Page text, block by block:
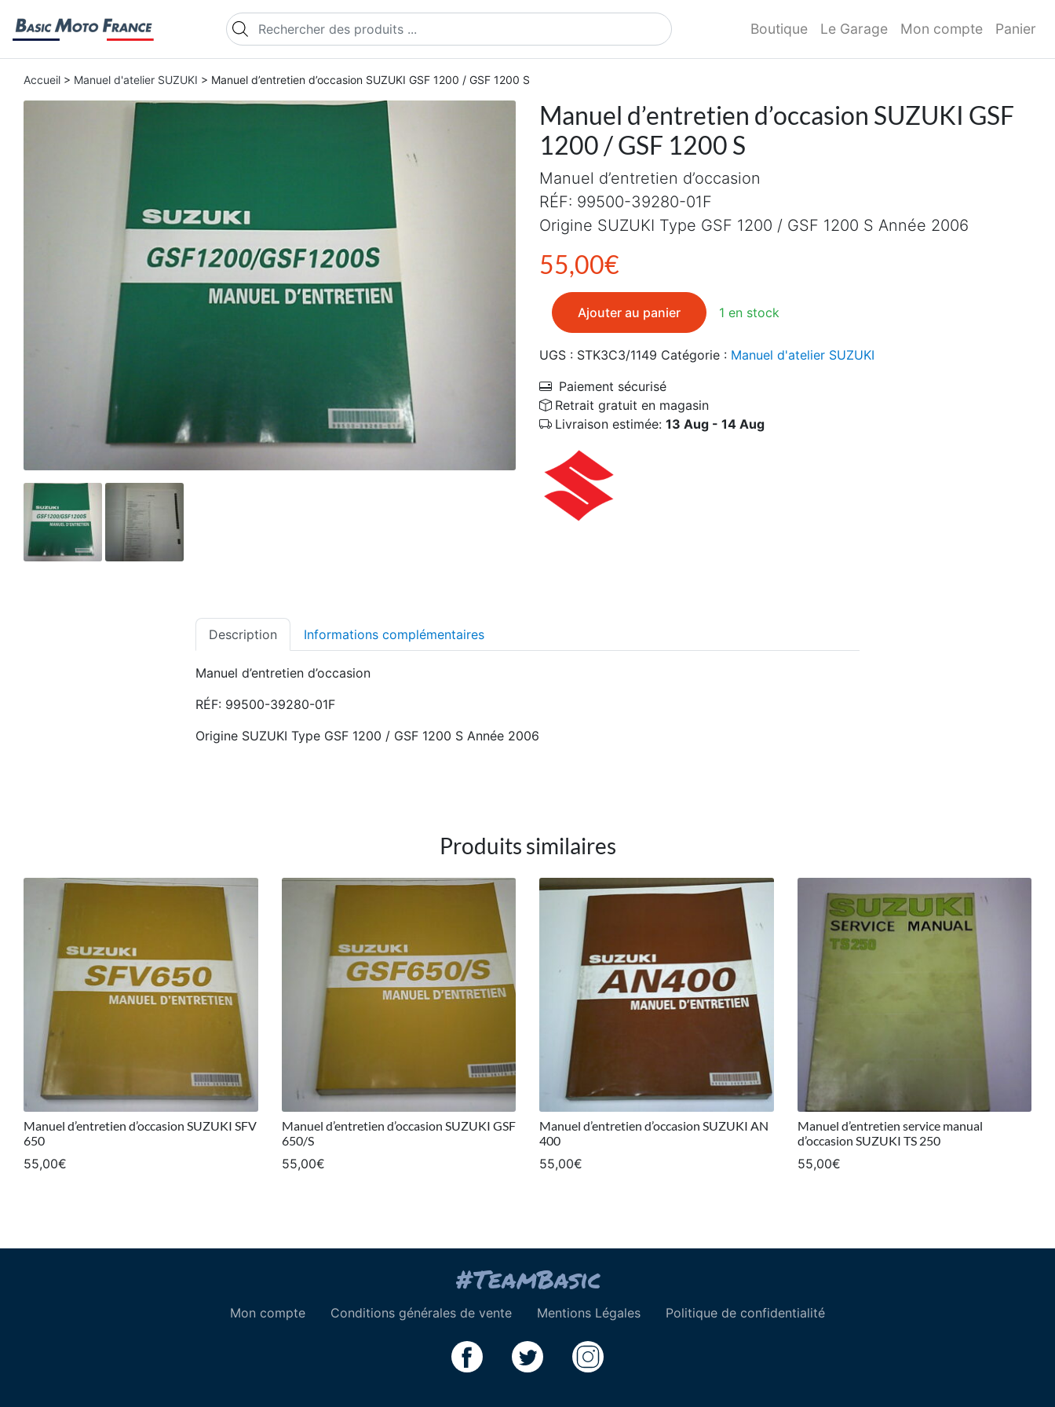
Recherche de produits Boutique Le Garage Mon compte Panier
Accueil > Manuel d'atelier SUZUKI > Manuel d’entretien d’occasion SUZUKI GSF 1200 / GSF 1200 S
Manuel d’entretien d’occasion SUZUKI GSF
1200 / GSF 1200 S
55,00€
Manuel d’entretien d’occasion
RÉF: 99500-39280-01F
Origine SUZUKI Type GSF 1200 / GSF 1200 S Année 2006
1 en stock
quantité de Manuel d'entretien d'occasion SUZUKI GSF 1200 / GSF 1200 S
Ajouter au panier
UGS : STK3C3/1149 Catégorie : Manuel d'atelier SUZUKI
Paiement sécurisé
Retrait gratuit en magasin
Livraison estimée: 13 Aug - 14 Aug
Description Informations complémentaires
Manuel d’entretien d’occasion
RÉF: 99500-39280-01F
Origine SUZUKI Type GSF 1200 / GSF 1200 S Année 2006
Produits similaires
Manuel d’entretien d’occasion SUZUKI SFV
650
55,00€
Manuel d’entretien d’occasion SUZUKI GSF
650/S
55,00€
Manuel d’entretien d’occasion SUZUKI AN
400
55,00€
Manuel d’entretien service manual
d’occasion SUZUKI TS 250
55,00€
Mon compte Conditions générales de vente Mentions Légales Politique de confidentialité